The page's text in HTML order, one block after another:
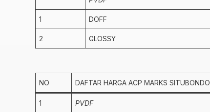
1 DOFF
2 GLOSSY
NO DAFTAR HARGA ACP MARKS SITUBONDO
1 PVDF